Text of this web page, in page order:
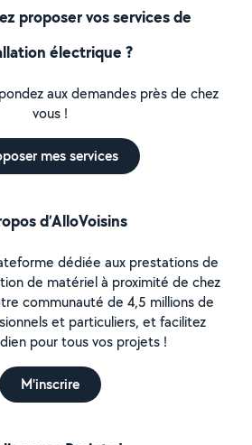
proposer vos services de
électrique ?
aux demandes près de chez
vous !
mes services
d’AlloVoisins
dédiée aux prestations de
de matériel à proximité de chez
communauté de 4,5 millions de
et particuliers, et facilitez
pour tous vos projets !
M'inscrire